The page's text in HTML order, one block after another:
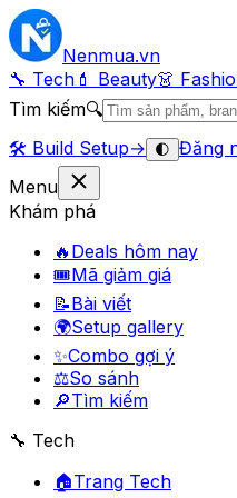
Nenmua.vn
🔧 Tech 💄 Beauty👗
Tìm kiếm🔍
🛠️ Build Setup→ 🌓 Đăng
Menu
Khám phá
🔥 Deals hôm nay
🎟Mã giảm giá
📝Bài viết
🌍Setup gallery
✨Combo gợi ý
⚖️So sánh
🔎Tìm kiếm
🔧 Tech
🏠Trang Tech